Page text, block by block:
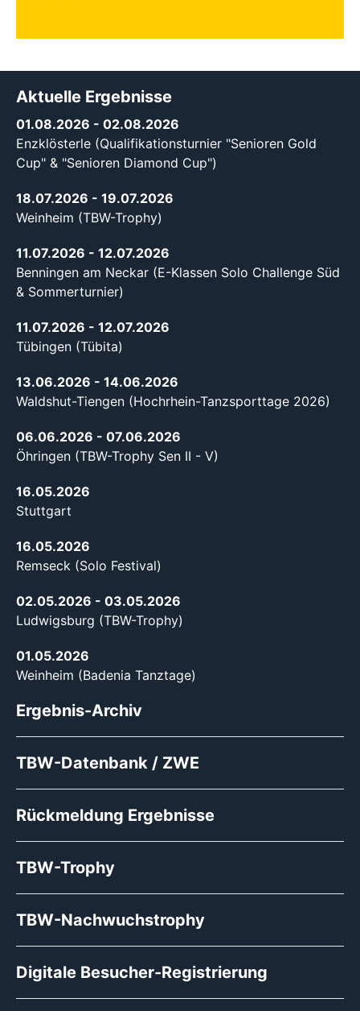
Aktuelle Ergebnisse
01.08.2026 - 02.08.2026
Enzklösterle (Qualifikationsturnier "Senioren Gold
Cup" & "Senioren Diamond Cup")
18.07.2026 - 19.07.2026
Weinheim (TBW-Trophy)
11.07.2026 - 12.07.2026
Benningen am Neckar (E-Klassen Solo Challenge Süd
& Sommerturnier)
11.07.2026 - 12.07.2026
Tübingen (Tübita)
13.06.2026 - 14.06.2026
Waldshut-Tiengen (Hochrhein-Tanzsporttage 2026)
06.06.2026 - 07.06.2026
Öhringen (TBW-Trophy Sen II - V)
16.05.2026
Stuttgart
16.05.2026
Remseck (Solo Festival)
02.05.2026 - 03.05.2026
Ludwigsburg (TBW-Trophy)
01.05.2026
Weinheim (Badenia Tanztage)
Ergebnis-Archiv
TBW-Datenbank / ZWE
Rückmeldung Ergebnisse
TBW-Trophy
TBW-Nachwuchstrophy
Digitale Besucher-Registrierung